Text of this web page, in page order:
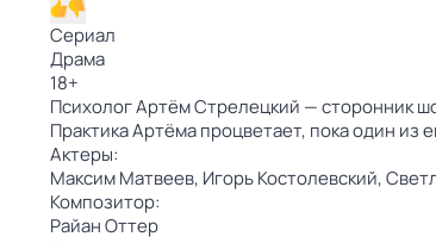
Сериал
Драма
18+
Психолог Артём Стрелецкий — сторонник
Практика Артёма процветает, пока один из
Актеры:
Максим Матвеев, Игорь Костолевский,
Композитор:
Райан Оттер